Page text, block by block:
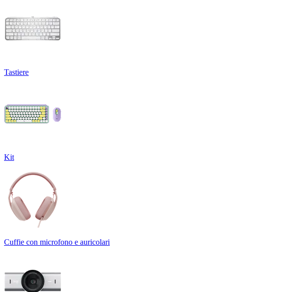
Tastiere
Kit
Cuffie con microfono e auricolari